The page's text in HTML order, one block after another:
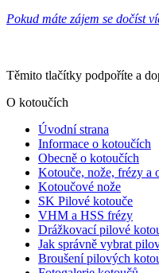
Pokud máte zájem se dočíst
Těmito tlačítky podpoříte a
O kotoučích
Úvodní strana
Informace o kotoučích
Obecně o kotoučích
Kotouče, nože, frézy a
Kotoučové nože
SK Pilové kotouče
VHM a HSS frézy
Drážkovací pilové
Jak správně vybrat
Broušení pilových